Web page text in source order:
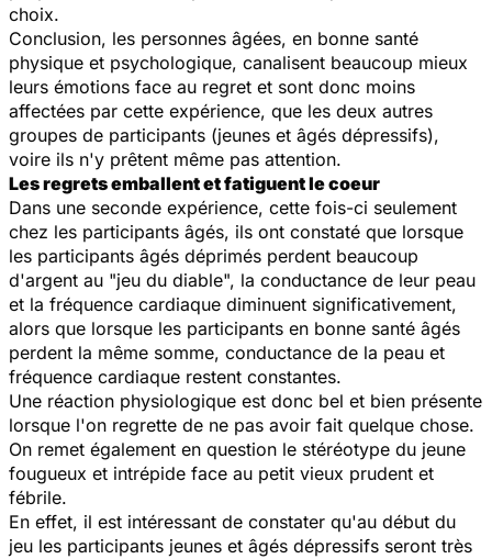
choix.
Conclusion, les personnes âgées, en bonne santé
physique et psychologique, canalisent beaucoup mieux
leurs émotions face au regret et sont donc moins
affectées par cette expérience, que les deux autres
groupes de participants (jeunes et âgés dépressifs),
voire ils n'y prêtent même pas attention.
Les regrets emballent et fatiguent le coeur
Dans une seconde expérience, cette fois-ci seulement
chez les participants âgés, ils ont constaté que lorsque
les participants âgés déprimés perdent beaucoup
d'argent au "jeu du diable", la conductance de leur peau
et la fréquence cardiaque diminuent significativement,
alors que lorsque les participants en bonne santé âgés
perdent la même somme, conductance de la peau et
fréquence cardiaque restent constantes.
Une réaction physiologique est donc bel et bien présente
lorsque l'on regrette de ne pas avoir fait quelque chose.
On remet également en question le stéréotype du jeune
fougueux et intrépide face au petit vieux prudent et
fébrile.
En effet, il est intéressant de constater qu'au début du
jeu les participants jeunes et âgés dépressifs seront très